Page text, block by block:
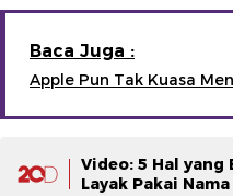
Baca Juga :
Apple Pun Tak Kuasa
Video: 5 Hal
Layak Pakai